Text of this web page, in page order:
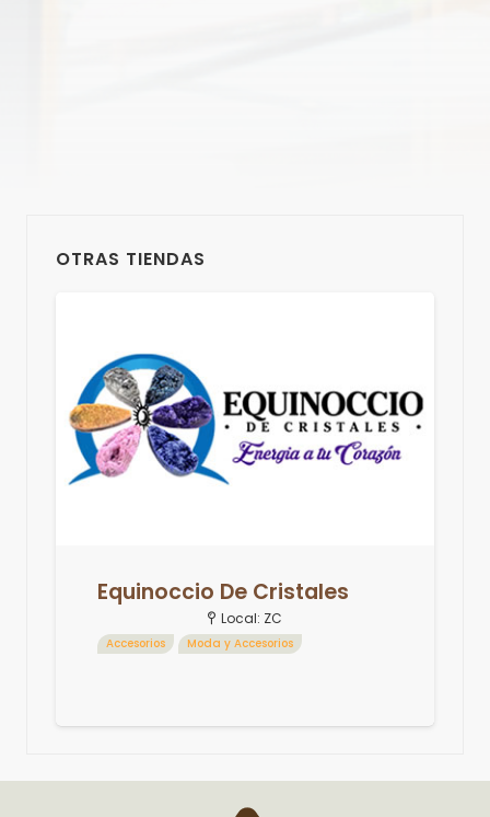
OTRAS TIENDAS
Equinoccio De Cristales
Local: ZC
Accesorios Moda y Accesorios